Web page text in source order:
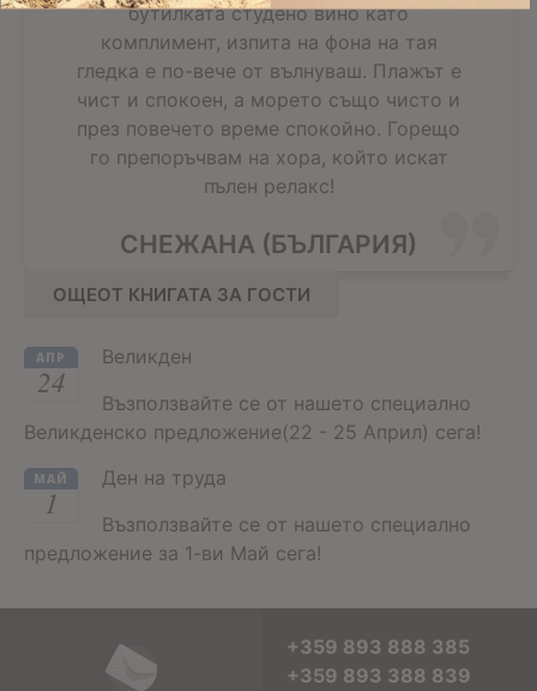
бутилката студено вино като
комплимент, изпита на фона на тая
гледка е по-вече от вълнуваш. Плажът е
чист и спокоен, а морето също чисто и
през повечето време спокойно. Горещо
го препоръчвам на хора, който искат
пълен релакс!
СНЕЖАНА (БЪЛГАРИЯ)
ОЩЕОТ КНИГАТА ЗА ГОСТИ
АПР
24
Великден
Възползвайте се от нашето специално
Великденско предложение(22 - 25 Април) сега!
МАЙ
1
Ден на труда
Възползвайте се от нашето специално
предложение за 1-ви Май сега!
+359 893 888 385
+359 893 388 839